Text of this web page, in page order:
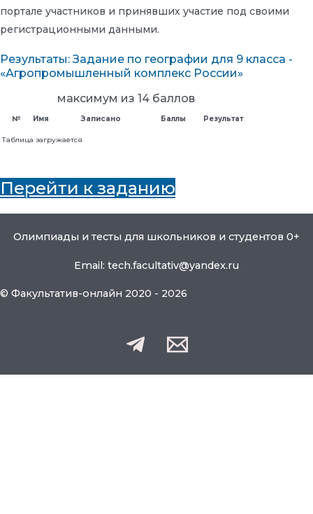
портале участников и принявших участие под своими
регистрационными данными.
Результаты: Задание по географии для 9 класса -
«Агропромышленный комплекс России»
максимум из 14 баллов
№ Имя Записано Баллы Результат
Таблица загружается
Перейти к заданию
Олимпиады и тесты для школьников и студентов 0+
Email: tech.facultativ@yandex.ru
© Факультатив-онлайн 2020 - 2026